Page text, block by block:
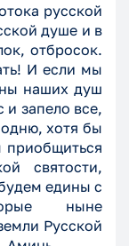
русской
душе и в
отбросок.
И если мы
наших душ
и запело все,
хотя бы
святости,
едины с
ныне
Русской